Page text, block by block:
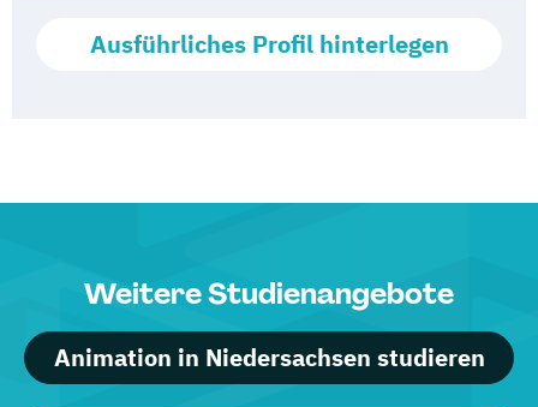
Ausführliches Profil hinterlegen
Weitere Studienangebote
Animation in Niedersachsen studieren